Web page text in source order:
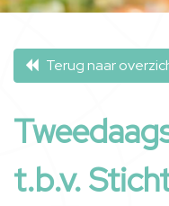
Terug naar
t.b.v.